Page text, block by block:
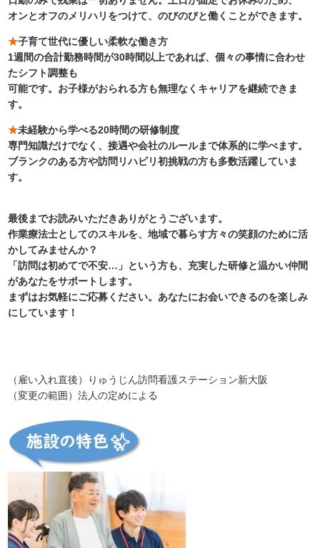
オンとオフのメリハリをつけて、のびのびと働くことができます。
★子育て世代に優しい柔軟な働き方
1週間の合計勤務時間が30時間以上であれば、個々の事情に合わせ
たシフト調整も
可能です。お子様がおられる方も無理なくキャリアを継続できま
す。
★未経験から学べる20時間の研修制度
専門知識だけでなく、接遇や会社のルールまで体系的に学べます。
ブランクのある方や訪問リハビリ初挑戦の方も多数活躍していま
す。
最後までお読みいただきありがとうございます。
作業療法士としてのスキルを、地域で暮らす方々の笑顔のために活
かしてみませんか？
「訪問は初めてで不安…」という方も、充実した研修と温かい仲間
があなたをサポートします。
まずはお気軽にご応募ください。あなたにお会いできるのを楽しみ
にしています！
（雇い入れ直後）りゅうじん訪問看護ステーション新大阪
（変更の範囲）法人の定めによる